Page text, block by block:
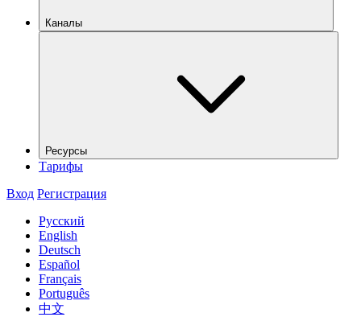
Каналы
Ресурсы
Тарифы
Вход Регистрация
Русский
English
Deutsch
Español
Français
Português
中文